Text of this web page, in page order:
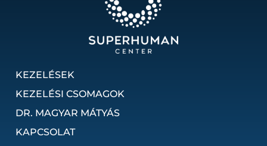
KEZELÉSEK
KEZELÉSI CSOMAGOK
DR. MAGYAR MÁTYÁS
KAPCSOLAT